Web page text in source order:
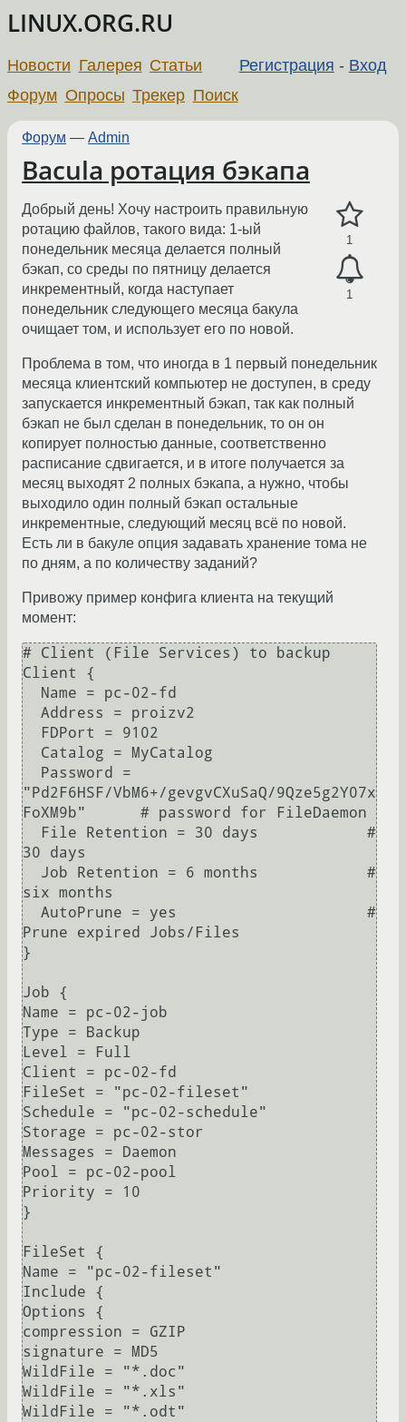
LINUX.ORG.RU
Регистрация - Вход
Новости Галерея Статьи
Форум Опросы Трекер Поиск
Форум — Admin
Bacula ротация бэкапа
1
1
Добрый день! Хочу настроить правильную
ротацию файлов, такого вида: 1-ый
понедельник месяца делается полный
бэкап, со среды по пятницу делается
инкрементный, когда наступает
понедельник следующего месяца бакула
очищает том, и использует его по новой.
Проблема в том, что иногда в 1 первый понедельник
месяца клиентский компьютер не доступен, в среду
запускается инкрементный бэкап, так как полный
бэкап не был сделан в понедельник, то он он
копирует полностью данные, соответственно
расписание сдвигается, и в итоге получается за
месяц выходят 2 полных бэкапа, а нужно, чтобы
выходило один полный бэкап остальные
инкрементные, следующий месяц всё по новой.
Есть ли в бакуле опция задавать хранение тома не
по дням, а по количеству заданий?
Привожу пример конфига клиента на текущий
момент:
# Client (File Services) to backup
Client {
"Pd2F6HSF/VbM6+/gevgvCXuSaQ/9Qze5g2Y07x
FoXM9b"      # password for FileDaemon
30 days
six months
Prune expired Jobs/Files
}
Job {
Name = pc-02-job
Type = Backup
Level = Full
Client = pc-02-fd
FileSet = "pc-02-fileset"
Schedule = "pc-02-schedule"
Storage = pc-02-stor
Messages = Daemon
Pool = pc-02-pool
Priority = 10
}
FileSet {
Name = "pc-02-fileset"
Include {
Options {
compression = GZIP
signature = MD5
WildFile = "*.doc"
WildFile = "*.xls"
WildFile = "*.odt"